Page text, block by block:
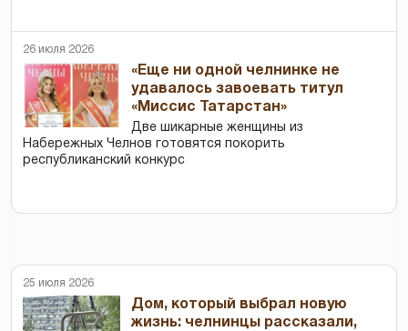
26 июля 2026
«Еще ни одной челнинке не
удавалось завоевать титул
«Миссис Татарстан»
Две шикарные женщины из
Набережных Челнов готовятся покорить
республиканский конкурс
25 июля 2026
Дом, который выбрал новую
жизнь: челнинцы рассказали,